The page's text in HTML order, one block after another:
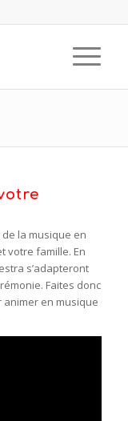
la musique en
votre famille. En
s’adapteront
Faites donc
en musique